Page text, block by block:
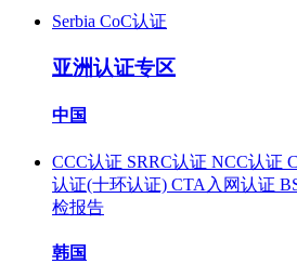
Serbia CoC认证
亚洲认证专区
中国
CCC认证 SRRC认证 NCC认证
认证(十环认证) CTA入网认证
检报告
韩国